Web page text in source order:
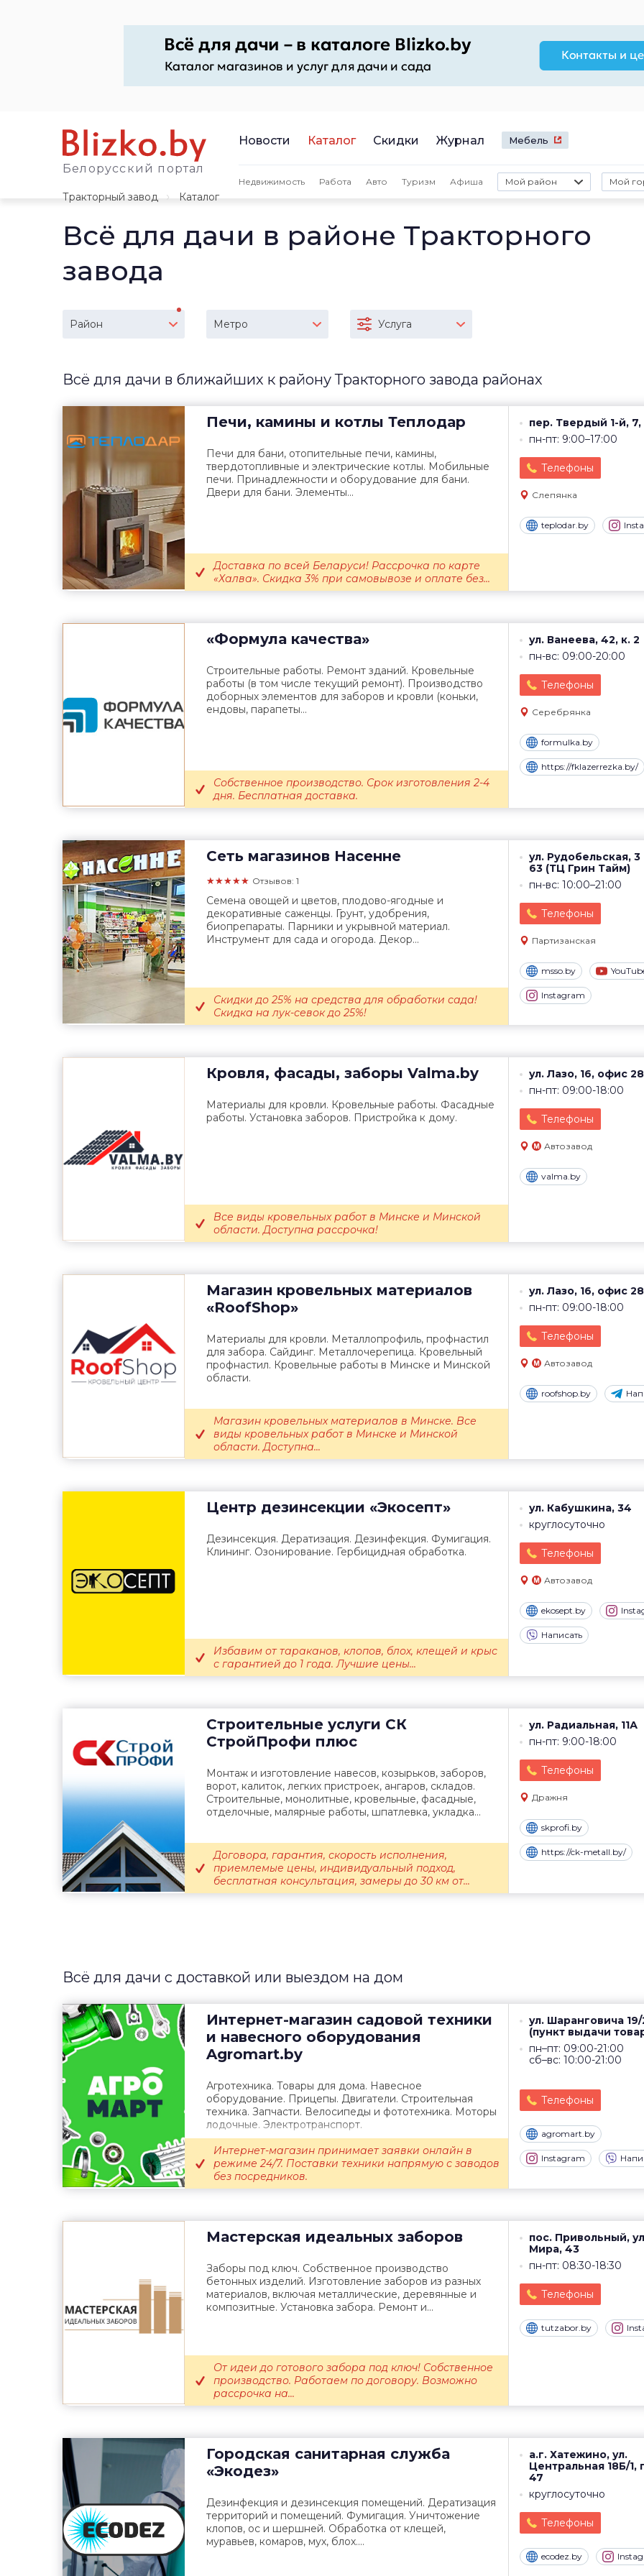
Белорусский портал
Новости Каталог Скидки Журнал Мебель
Недвижимость Работа Авто Туризм Афиша Мой район Мой
Тракторный завод Каталог
Всё для дачи в районе Тракторного
завода
Район Метро Услуга
Всё для дачи в ближайших к району Тракторного завода районах
Печи, камины и котлы Теплодар
пер. Твердый 1-й,
пн-пт: 9:00–17:00
Телефоны
Слепянка
teplodar.by
Печи для бани, отопительные печи, камины,
твердотопливные и электрические котлы. Мобильные
печи. Принадлежности и оборудование для бани.
Двери для бани. Элементы...
Доставка по всей Беларуси! Рассрочка по карте
«Халва». Скидка 3% при самовывозе и оплате без...
«Формула качества»
ул. Ванеева, 42, к. 2
пн-вс: 09:00-20:00
Телефоны
Серебрянка
formulka.by
https://fklazerrezka.by/
Строительные работы. Ремонт зданий. Кровельные
работы (в том числе текущий ремонт). Производство
доборных элементов для заборов и кровли (коньки,
ендовы, парапеты...
Собственное производство. Срок изготовления 2-4
дня. Бесплатная доставка.
Сеть магазинов Насенне
★★★★★ Отзывов: 1
ул. Рудобельская, 3
63 (ТЦ Грин Тайм)
пн-вс: 10:00–21:00
Телефоны
Партизанская
msso.by
Instagram
Семена овощей и цветов, плодово-ягодные и
декоративные саженцы. Грунт, удобрения,
биопрепараты. Парники и укрывной материал.
Инструмент для сада и огорода. Декор...
Скидки до 25% на средства для обработки сада!
Скидка на лук-севок до 25%!
Кровля, фасады, заборы Valma.by
ул. Лазо, 16, офис 28
пн-пт: 09:00-18:00
Телефоны
Автозавод
valma.by
Материалы для кровли. Кровельные работы. Фасадные
работы. Установка заборов. Пристройка к дому.
Все виды кровельных работ в Минске и Минской
области. Доступна рассрочка!
Магазин кровельных материалов
«RoofShop»
ул. Лазо, 16, офис 28
пн-пт: 09:00-18:00
Телефоны
Автозавод
roofshop.by
Материалы для кровли. Металлопрофиль, профнастил
для забора. Сайдинг. Металлочерепица. Кровельный
профнастил. Кровельные работы в Минске и Минской
области.
Магазин кровельных материалов в Минске. Все
виды кровельных работ в Минске и Минской
области. Доступна...
Центр дезинсекции «Экосепт»
ул. Кабушкина, 34
круглосуточно
Телефоны
Автозавод
ekosept.by
Написать
Дезинсекция. Дератизация. Дезинфекция. Фумигация.
Клининг. Озонирование. Гербицидная обработка.
Избавим от тараканов, клопов, блох, клещей и крыс
с гарантией до 1 года. Лучшие цены...
Строительные услуги СК
СтройПрофи плюс
ул. Радиальная, 11А
пн-пт: 9:00-18:00
Телефоны
Дражня
skprofi.by
https://ck-metall.by/
Монтаж и изготовление навесов, козырьков, заборов,
ворот, калиток, легких пристроек, ангаров, складов.
Строительные, монолитные, кровельные, фасадные,
отделочные, малярные работы, шпатлевка, укладка...
Договора, гарантия, скорость исполнения,
приемлемые цены, индивидуальный подход,
бесплатная консультация, замеры до 30 км от...
Всё для дачи с доставкой или выездом на дом
Интернет-магазин садовой техники
и навесного оборудования
Agromart.by
ул. Шаранговича 19/
(пункт выдачи
пн–пт: 09:00-21:00
сб–вс: 10:00-21:00
Телефоны
agromart.by
Instagram
Агротехника. Товары для дома. Навесное
оборудование. Прицепы. Двигатели. Строительная
техника. Запчасти. Велосипеды и фототехника. Моторы
лодочные. Электротранспорт.
Интернет-магазин принимает заявки онлайн в
режиме 24/7. Поставки техники напрямую с заводов
без посредников.
Мастерская идеальных заборов
пос. Привольный,
Мира, 43
пн-пт: 08:30-18:30
Телефоны
tutzabor.by
Заборы под ключ. Собственное производство
бетонных изделий. Изготовление заборов из разных
материалов, включая металлические, деревянные и
композитные. Установка забора. Ремонт и...
От идеи до готового забора под ключ! Собственное
производство. Работаем по договору. Возможно
рассрочка на...
Городская санитарная служба
«Экодез»
а.г. Хатежино, ул.
Центральная 18Б/1,
47
круглосуточно
Телефоны
ecodez.by
Дезинфекция и дезинсекция помещений. Дератизация
территорий и помещений. Фумигация. Уничтожение
клопов, ос и шершней. Обработка от клещей,
муравьев, комаров, мух, блох....